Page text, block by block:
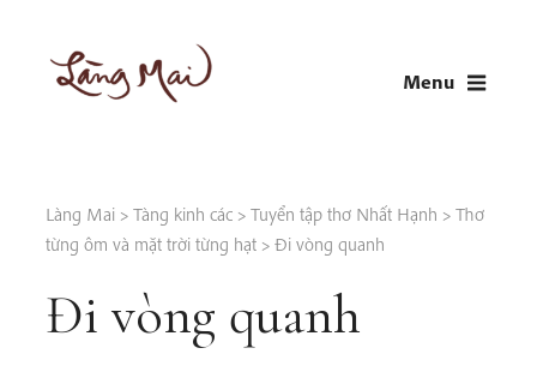
content
Menu
Làng Mai > Tàng kinh các > Tuyển tập thơ Nhất Hạnh > Thơ
từng ôm và mặt trời từng hạt > Đi vòng quanh
Đi vòng quanh